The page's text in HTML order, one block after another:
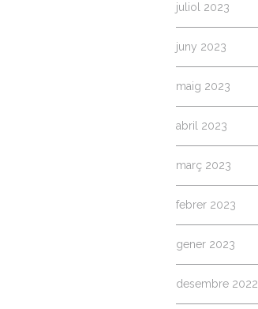
juliol 2023
juny 2023
maig 2023
abril 2023
març 2023
febrer 2023
gener 2023
desembre 2022